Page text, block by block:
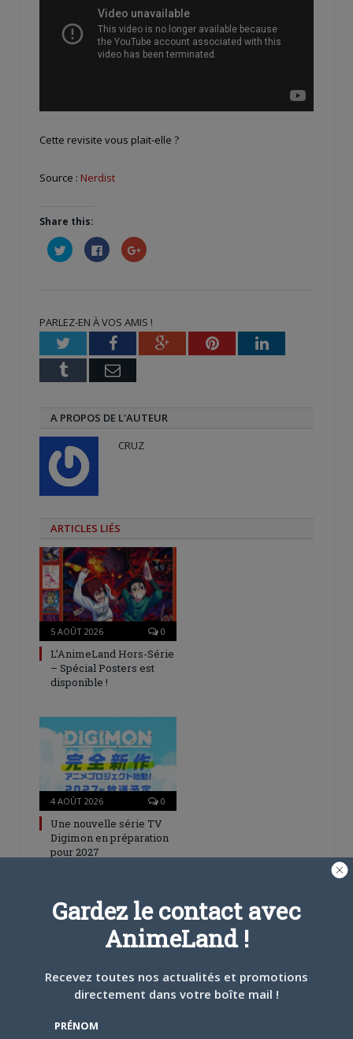
Cette revisite vous plait-elle ?
Source : Nerdist
Share this:
Cliquez
pour
partager
fenêtre)
Cliquez
pour
partager
fenêtre)
Cliquez
pour
nouvelle
fenêtre)
PARLEZ-EN À VOS AMIS !
TwitterFacebookGoogle+PinterestLinkedIn
Tumblr Email
A PROPOS DE L'AUTEUR
CRUZ
ARTICLES LIÉS
5 AOÛT 2026 0
L’AnimeLand Hors-Série
– Spécial Posters est
disponible !
4 AOÛT 2026 0
Une nouvelle série TV
Digimon en préparation
pour 2027
[Entretien] Mokochan : «
projet, il était déjà
Gardez le contact avec
AnimeLand !
Recevez toutes nos actualités et promotions
directement dans votre boîte mail !
PRÉNOM